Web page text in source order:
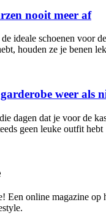
nooit meer af
ideale schoenen voor
houden ze je benen
weer als
dagen dat je voor de
geen leuke outfit hebt
Een online magazine op